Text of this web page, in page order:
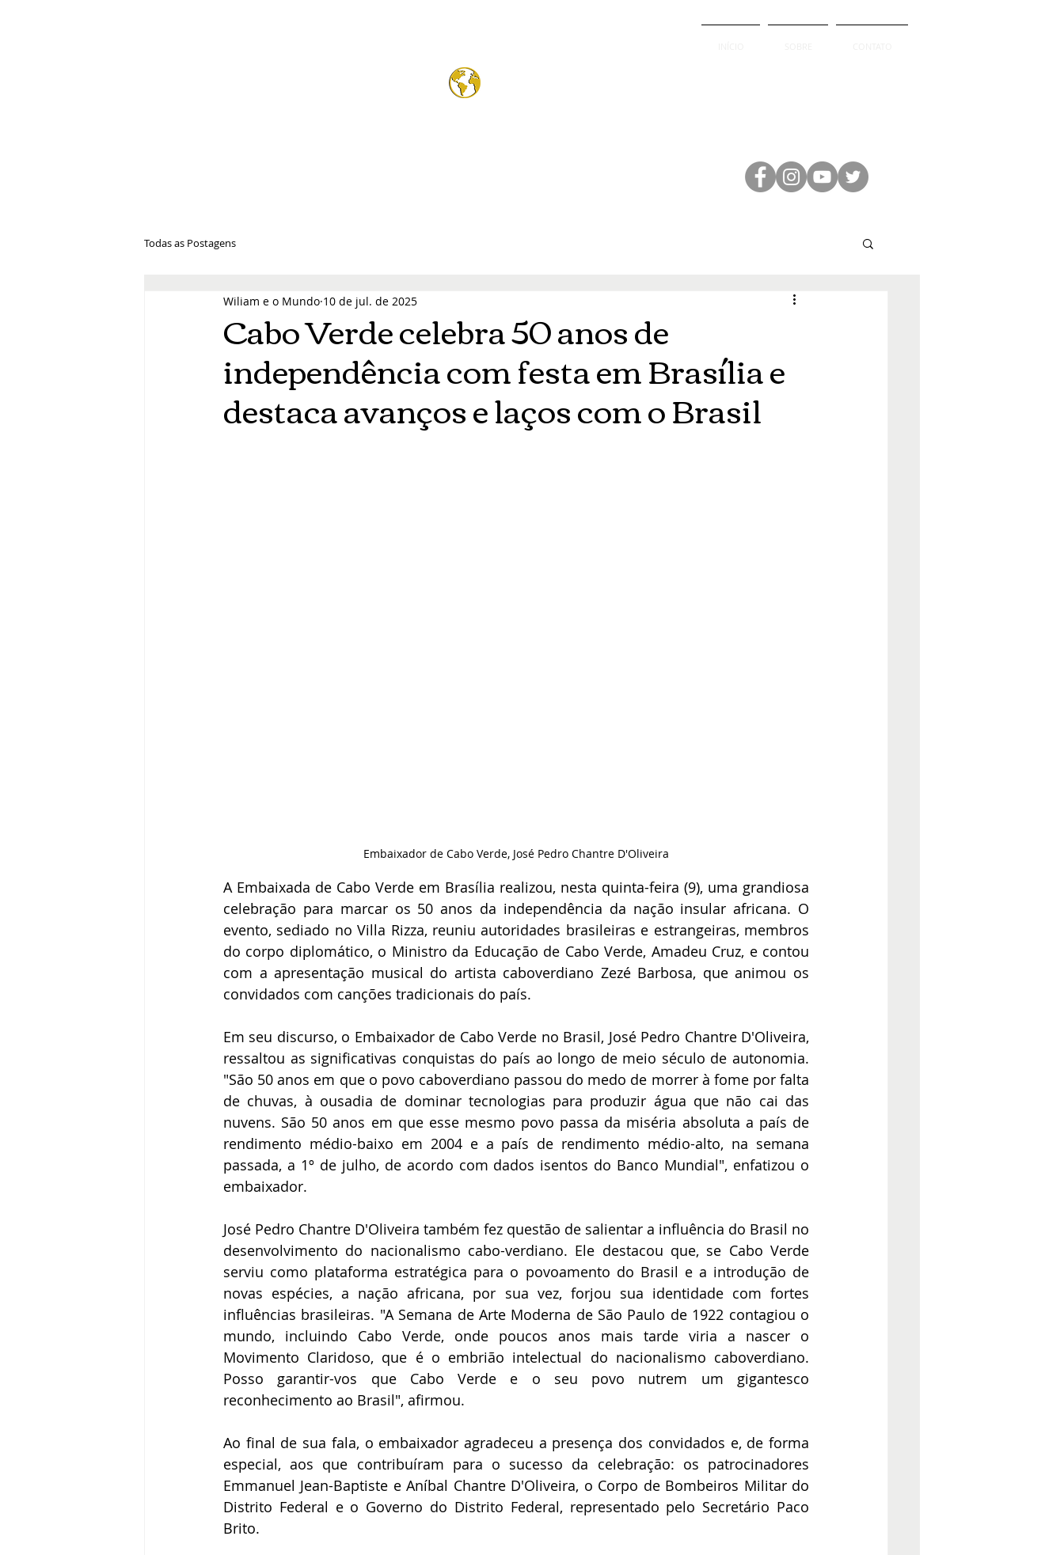
Wiliam e o Mund
Todas as Postagens
Cabo Verde celebra 50 anos de
independência com festa em Brasília e
destaca avanços e laços com o Brasil
Wiliam e o Mundo 10 de jul. de 2025
Embaixador de Cabo Verde, José Pedro Chantre D'Oliveira
A Embaixada de Cabo Verde em Brasília realizou, nesta quinta-feira (9), uma grandiosa
celebração para marcar os 50 anos da independência da nação insular africana. O
evento, sediado no Villa Rizza, reuniu autoridades brasileiras e estrangeiras, membros
do corpo diplomático, o Ministro da Educação de Cabo Verde, Amadeu Cruz, e contou
com a apresentação musical do artista caboverdiano Zezé Barbosa, que animou os
convidados com canções tradicionais do país.
Em seu discurso, o Embaixador de Cabo Verde no Brasil, José Pedro Chantre D'Oliveira,
ressaltou as significativas conquistas do país ao longo de meio século de autonomia.
"São 50 anos em que o povo caboverdiano passou do medo de morrer à fome por falta
de chuvas, à ousadia de dominar tecnologias para produzir água que não cai das
nuvens. São 50 anos em que esse mesmo povo passa da miséria absoluta a país de
rendimento médio-baixo em 2004 e a país de rendimento médio-alto, na semana
passada, a 1º de julho, de acordo com dados isentos do Banco Mundial", enfatizou o
embaixador.
José Pedro Chantre D'Oliveira também fez questão de salientar a influência do Brasil no
desenvolvimento do nacionalismo cabo-verdiano. Ele destacou que, se Cabo Verde
serviu como plataforma estratégica para o povoamento do Brasil e a introdução de
novas espécies, a nação africana, por sua vez, forjou sua identidade com fortes
influências brasileiras. "A Semana de Arte Moderna de São Paulo de 1922 contagiou o
mundo, incluindo Cabo Verde, onde poucos anos mais tarde viria a nascer o
Movimento Claridoso, que é o embrião intelectual do nacionalismo caboverdiano.
Posso garantir-vos que Cabo Verde e o seu povo nutrem um gigantesco
reconhecimento ao Brasil", afirmou.
Ao final de sua fala, o embaixador agradeceu a presença dos convidados e, de forma
especial, aos que contribuíram para o sucesso da celebração: os patrocinadores
Emmanuel Jean-Baptiste e Aníbal Chantre D'Oliveira, o Corpo de Bombeiros Militar do
Distrito Federal e o Governo do Distrito Federal, representado pelo Secretário Paco
Brito.